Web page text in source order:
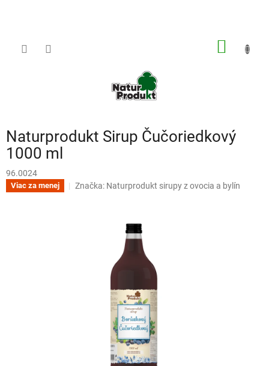
Naturprodukt Sirup Čučoriedkový
1000 ml
96.0024
Viac za menej Značka: Naturprodukt sirupy z ovocia a bylín